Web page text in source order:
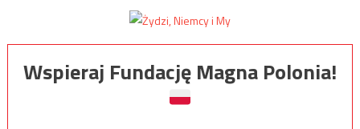
Wspieraj Fundację Magna Polonia!